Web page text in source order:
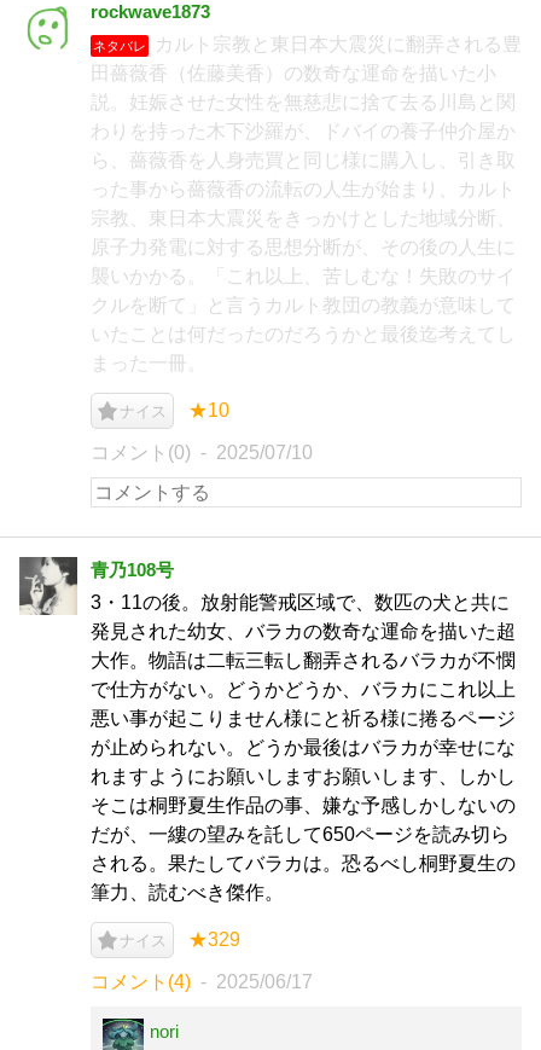
rockwave1873
ネタバレ
カルト宗教と東日本大震災に翻弄される豊
田薔薇香（佐藤美香）の数奇な運命を描いた小
説。妊娠させた女性を無慈悲に捨て去る川島と関
わりを持った木下沙羅が、ドバイの養子仲介屋か
ら、薔薇香を人身売買と同じ様に購入し、引き取
った事から薔薇香の流転の人生が始まり、カルト
宗教、東日本大震災をきっかけとした地域分断、
原子力発電に対する思想分断が、その後の人生に
襲いかかる。「これ以上、苦しむな！失敗のサイ
クルを断て」と言うカルト教団の教義が意味して
いたことは何だったのだろうかと最後迄考えてし
まった一冊。
ナイス ★10
コメント(0) 2025/07/10
青乃108号
3・11の後。放射能警戒区域で、数匹の犬と共に
発見された幼女、バラカの数奇な運命を描いた超
大作。物語は二転三転し翻弄されるバラカが不憫
で仕方がない。どうかどうか、バラカにこれ以上
悪い事が起こりません様にと祈る様に捲るページ
が止められない。どうか最後はバラカが幸せにな
れますようにお願いしますお願いします、しかし
そこは桐野夏生作品の事、嫌な予感しかしないの
だが、一縷の望みを託して650ページを読み切ら
される。果たしてバラカは。恐るべし桐野夏生の
筆力、読むべき傑作。
ナイス ★329
コメント(4) 2025/06/17
nori